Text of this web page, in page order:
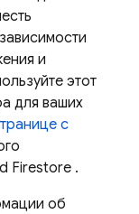
и
этот
для ваших
с
Firestore .
об